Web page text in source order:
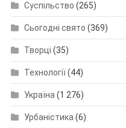
Суспільство (265)
Сьогодні свято (369)
Творці (35)
Технології(44)
Україна(1 276)
Урбаністика(6)